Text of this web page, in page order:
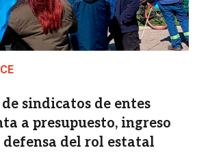
sindicatos de entes
a presupuesto, ingreso
defensa del rol estatal